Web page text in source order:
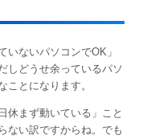
いないパソコンでOK」
しどうせ余っているパソ
ことになります。
休まず動いている」こと
ない訳ですからね。でも